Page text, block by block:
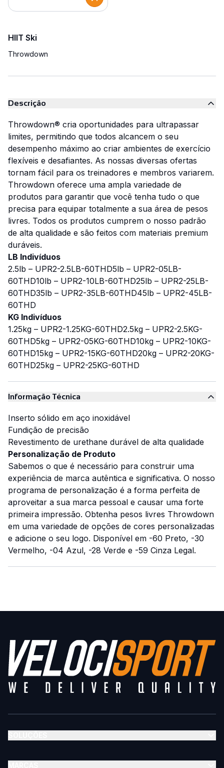
HIIT Ski
Throwdown
Descrição
Throwdown® cria oportunidades para ultrapassar
limites, permitindo que todos alcancem o seu
desempenho máximo ao criar ambientes de exercício
flexíveis e desafiantes. As nossas diversas ofertas
tornam fácil para os treinadores e membros variarem.
Throwdown oferece uma ampla variedade de
produtos para garantir que você tenha tudo o que
precisa para equipar totalmente a sua área de pesos
livres. Todos os produtos cumprem o nosso padrão
de alta qualidade e são feitos com materiais premium
duráveis.
LB Indivíduos
2.5lb – UPR2-2.5LB-60THD5lb – UPR2-05LB-
60THD10lb – UPR2-10LB-60THD25lb – UPR2-25LB-
60THD35lb – UPR2-35LB-60THD45lb – UPR2-45LB-
60THD
KG Indivíduos
1.25kg – UPR2-1.25KG-60THD2.5kg – UPR2-2.5KG-
60THD5kg – UPR2-05KG-60THD10kg – UPR2-10KG-
60THD15kg – UPR2-15KG-60THD20kg – UPR2-20KG-
60THD25kg – UPR2-25KG-60THD
Informação Técnica
Inserto sólido em aço inoxidável
Fundição de precisão
Revestimento de urethane durável de alta qualidade
Personalização de Produto
Sabemos o que é necessário para construir uma
experiência de marca autêntica e significativa. O nosso
programa de personalização é a forma perfeita de
aproveitar a sua marca pessoal e causar uma forte
primeira impressão. Obtenha pesos livres Throwdown
em uma variedade de opções de cores personalizadas
e adicione o seu logo. Disponível em -60 Preto, -30
Vermelho, -04 Azul, -28 Verde e -59 Cinza Legal.